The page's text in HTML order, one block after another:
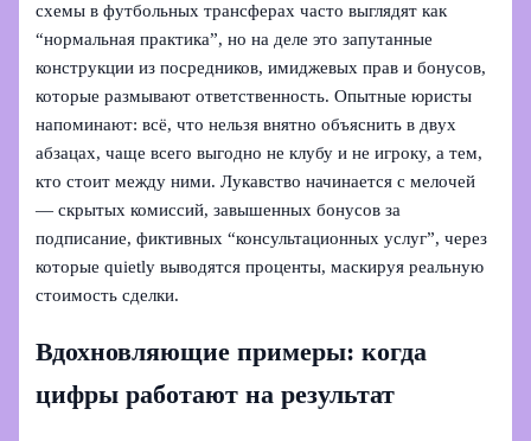
схемы в футбольных трансферах часто выглядят как
“нормальная практика”, но на деле это запутанные
конструкции из посредников, имиджевых прав и бонусов,
которые размывают ответственность. Опытные юристы
напоминают: всё, что нельзя внятно объяснить в двух
абзацах, чаще всего выгодно не клубу и не игроку, а тем,
кто стоит между ними. Лукавство начинается с мелочей
— скрытых комиссий, завышенных бонусов за
подписание, фиктивных “консультационных услуг”, через
которые quietly выводятся проценты, маскируя реальную
стоимость сделки.
Вдохновляющие примеры: когда
цифры работают на результат